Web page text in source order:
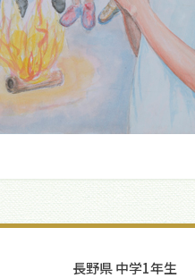
長野県 中学1年生